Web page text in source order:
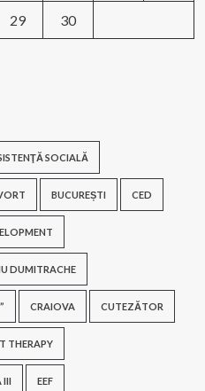
29 30
SOCIALĂ
BUCUREȘTI CED
DUMITRACHE
CRAIOVA CUTEZĂTOR
THERAPY
III EEF